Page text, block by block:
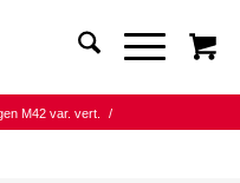
M42 var. vert.
/